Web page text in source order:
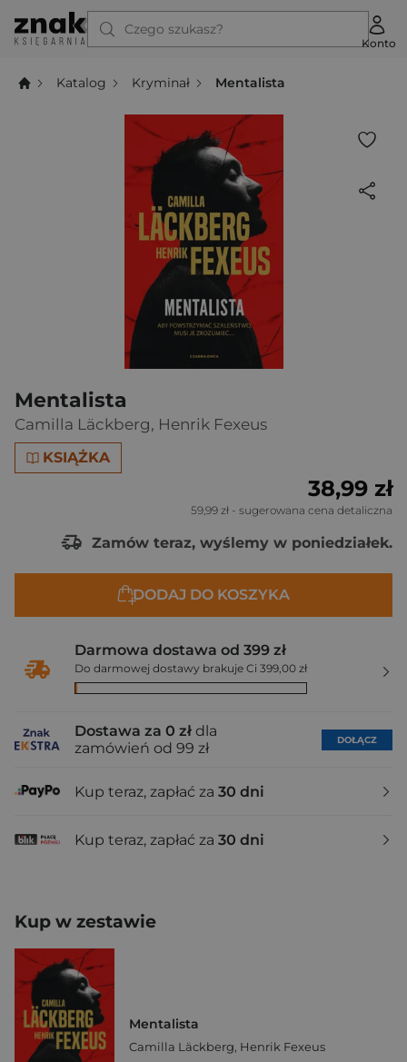
Czego szukasz?
Konto
Katalog Kryminał Mentalista
Mentalista
Camilla Läckberg, Henrik Fexeus
KSIĄŻKA
38,99 zł
59,99 zł - sugerowana cena detaliczna
Zamów teraz, wyślemy w poniedziałek.
DODAJ DO KOSZYKA
Darmowa dostawa od 399 zł
Do darmowej dostawy brakuje Ci 399,00 zł
Dostawa za 0 zł dla
zamówień od 99 zł
DOŁĄCZ
Kup teraz, zapłać za 30 dni
Kup teraz, zapłać za 30 dni
Kup w zestawie
Mentalista
Camilla Läckberg, Henrik Fexeus